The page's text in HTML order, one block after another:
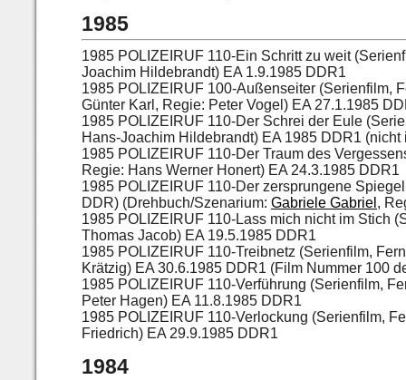
1985
1985 POLIZEIRUF 110-Ein Schritt zu weit
Joachim Hildebrandt) EA 1.9.1985 DDR1
1985 POLIZEIRUF 100-Außenseiter (Serienfilm,
Günter Karl, Regie: Peter Vogel) EA 27.1.1985
1985 POLIZEIRUF 110-Der Schrei der Eule
Hans-Joachim Hildebrandt) EA 1985 DDR1
1985 POLIZEIRUF 110-Der Traum des
Regie: Hans Werner Honert) EA 24.3.1985 DDR1
1985 POLIZEIRUF 110-Der zersprungene
DDR) (Drehbuch/Szenarium: Gabriele Gabriel ,
1985 POLIZEIRUF 110-Lass mich nicht im Stich
Thomas Jacob) EA 19.5.1985 DDR1
1985 POLIZEIRUF 110-Treibnetz (Serienfilm,
Krätzig) EA 30.6.1985 DDR1 (Film Nummer 100
1985 POLIZEIRUF 110-Verführung (Serienfilm,
Peter Hagen) EA 11.8.1985 DDR1
1985 POLIZEIRUF 110-Verlockung (Serienfilm,
Friedrich) EA 29.9.1985 DDR1
1984